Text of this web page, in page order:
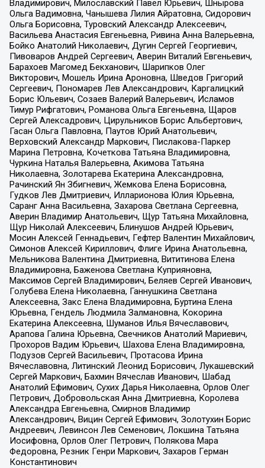
Владимирович, Милославский Павел Юрьевич, Шнырова
Ольга Вадимовна, Чанышева Лилия Айратовна, Сидорович
Ольга Борисовна, Туровский Александр Алексеевич,
Васильева Анастасия Евгеньевна, Ривина Анна Валерьевна,
Бойко Анатолий Николаевич, Дугин Сергей Георгиевич,
Пивоваров Андрей Сергеевич, Аверин Виталий Евгеньевич,
Барахоев Магомед Бекханович, Шарипков Олег
Викторович, Мошель Ирина Ароновна, Шведов Григорий
Сергеевич, Пономарев Лев Александрович, Каргалицкий
Борис Юльевич, Созаев Валерий Валерьевич, Исламов
Тимур Рифгатович, Романова Ольга Евгеньевна, Щаров
Сергей Алексадрович, Цирульников Борис Альбертович,
Гасан Ольга Павловна, Паутов Юрий Анатольевич,
Верховский Александр Маркович, Пислакова-Паркер
Марина Петровна, Кочеткова Татьяна Владимировна,
Чуркина Наталья Валерьевна, Акимова Татьяна
Николаевна, Золотарева Екатерина Александровна,
Рачинский Ян Збигневич, Жемкова Елена Борисовна,
Гудков Лев Дмитриевич, Илларионова Юлия Юрьевна,
Саранг Анна Васильевна, Захарова Светлана Сергеевна,
Аверин Владимир Анатольевич, Щур Татьяна Михайловна,
Щур Николай Алексеевич, Блинушов Андрей Юрьевич,
Мосин Алексей Геннадьевич, Гефтер Валентин Михайлович,
Симонов Алексей Кириллович, Флиге Ирина Анатольевна,
Мельникова Валентина Дмитриевна, Вититинова Елена
Владимировна, Баженова Светлана Куприяновна,
Максимов Сергей Владимирович, Беляев Сергей Иванович,
Голубева Елена Николаевна, Ганнушкина Светлана
Алексеевна, Закс Елена Владимировна, Буртина Елена
Юрьевна, Гендель Людмила Залмановна, Кокорина
Екатерина Алексеевна, Шуманов Илья Вячеславович,
Арапова Галина Юрьевна, Свечников Анатолий Мариевич,
Прохоров Вадим Юрьевич, Шахова Елена Владимировна,
Подузов Сергей Васильевич, Протасова Ирина
Вячеславовна, Литинский Леонид Борисович, Лукашевский
Сергей Маркович, Бахмин Вячеслав Иванович, Шабад
Анатолий Ефимович, Сухих Дарья Николаевна, Орлов Олег
Петрович, Добровольская Анна Дмитриевна, Королева
Александра Евгеньевна, Смирнов Владимир
Александрович, Вицин Сергей Ефимович, Золотухин Борис
Андреевич, Левинсон Лев Семенович, Локшина Татьяна
Иосифовна, Орлов Олег Петрович, Полякова Мара
Федоровна, Резник Генри Маркович, Захаров Герман
Константинович